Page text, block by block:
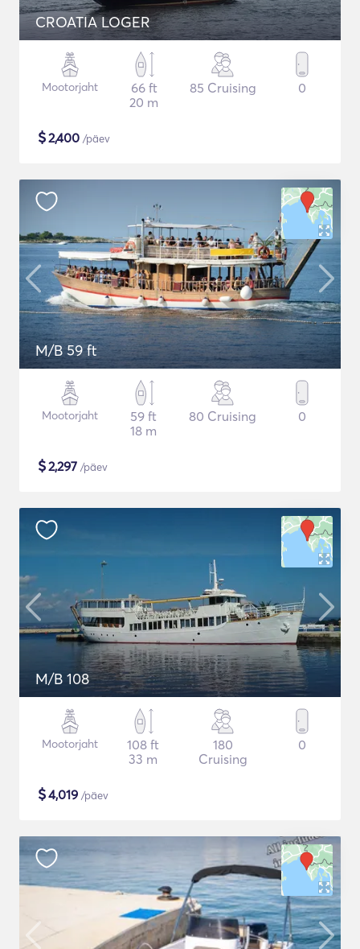
CROATIA LOGER
Mootorjaht
66 ft
20 m
85 Cruising 0
$2,400 /päev
M/B 59 ft
Mootorjaht
59 ft
18 m
80 Cruising 0
$2,297 /päev
M/B 108
Mootorjaht
108 ft
33 m
180
Cruising
0
$4,019 /päev